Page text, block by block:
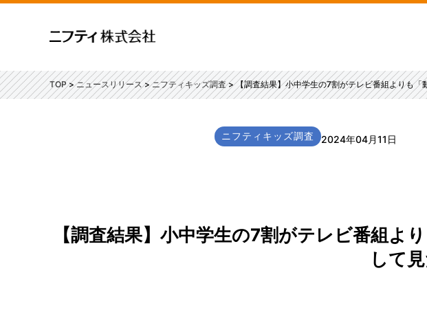
TOP ニュースリリース ニフティキッズ調査 【調査結果】小中学生の7割がテレビ番組よりも
ニフティキッズ調査 2024年04月11日
【調査結果】小中学生の7割がテレビ番組よ
して